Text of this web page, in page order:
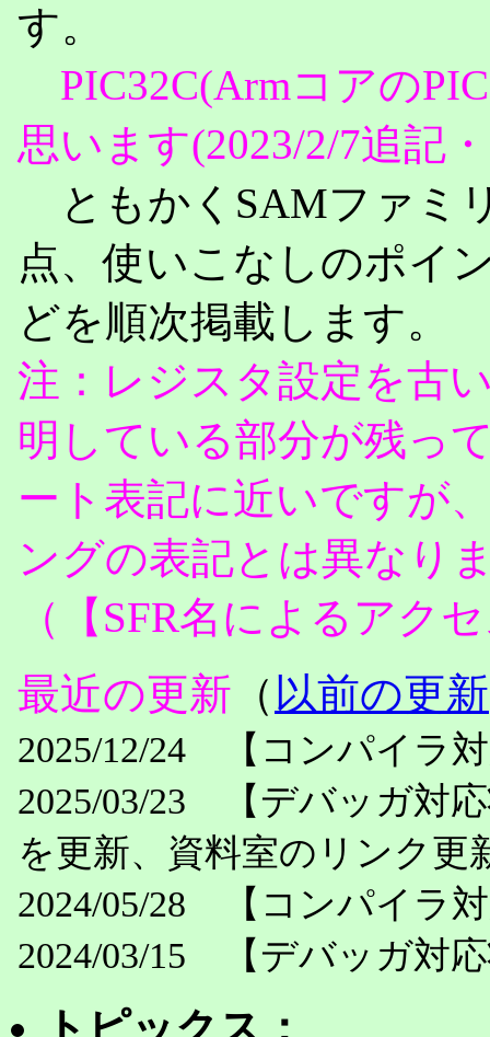
す。
PIC32C(Armコアの
思います(2023/2/7追記
ともかくSAMファミ
点、使いこなしのポイ
どを順次掲載します。
注：レジスタ設定を古
明している部分が残っ
ート表記に近いですが
ングの表記とは異なり
（【SFR名によるアク
最近の更新 （ 以前の更新
2025/12/24 【コンパイラ
2025/03/23 【デバッガ対
を更新、資料室のリンク更
2024/05/28 【コンパイラ
2024/03/15 【デバッガ対
トピックス：